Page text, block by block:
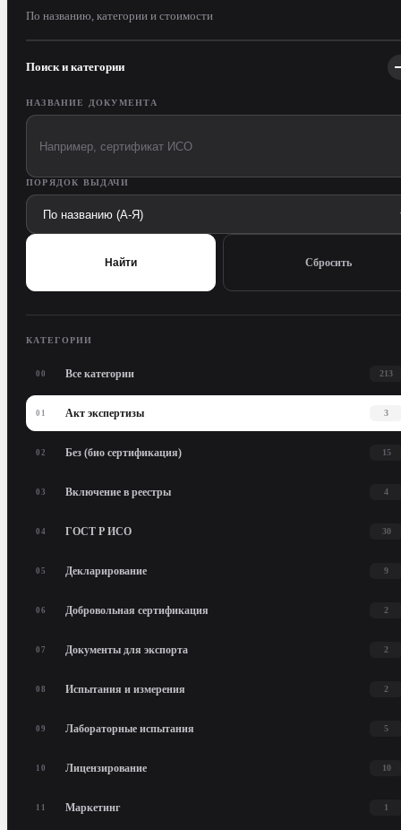
По названию, категории и стоимости
Поиск и категории
НАЗВАНИЕ ДОКУМЕНТА
ПОРЯДОК ВЫДАЧИ
Найти Сбросить
КАТЕГОРИИ
00 Все категории 213
01 Акт экспертизы 3
02 Без (био сертификация) 15
03 Включение в реестры 4
04 ГОСТ Р ИСО 30
05 Декларирование 9
06 Добровольная сертификация 2
07 Документы для экспорта 2
08 Испытания и измерения 2
09 Лабораторные испытания 5
10 Лицензирование 10
11 Маркетинг 1